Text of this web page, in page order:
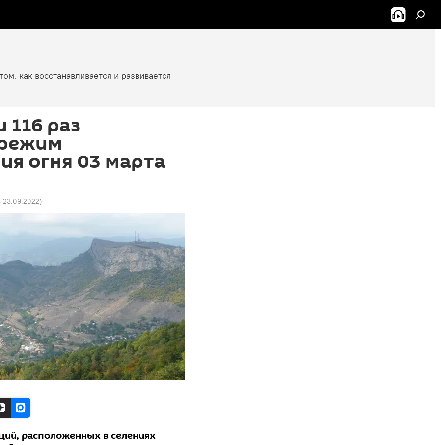
как восстанавливается и развивается
раз
огня 03 марта
23.09.2022)
расположенных в селениях